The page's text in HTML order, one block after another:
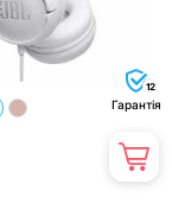
12
Гарантія